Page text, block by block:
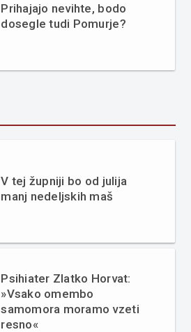
Prihajajo nevihte, bodo
dosegle tudi Pomurje?
V tej župniji bo od julija
manj nedeljskih maš
Psihiater Zlatko Horvat:
»Vsako omembo
samomora moramo vzeti
resno«